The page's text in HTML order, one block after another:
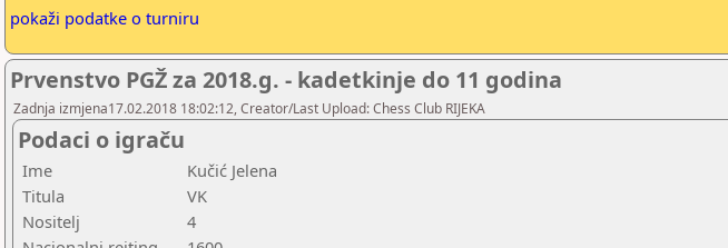
pokaži podatke o turniru
Prvenstvo PGŽ za 2018.g. - kadetkinje do 11 godina
Zadnja izmjena17.02.2018 18:02:12, Creator/Last Upload: Chess Club RIJEKA
Podaci o igraču
Ime
Kučić Jelena
Titula
VK
Nositelj
4